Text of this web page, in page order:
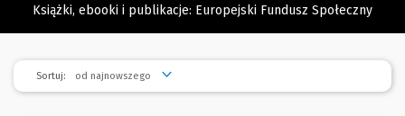
Książki, ebooki i publikacje: Europejski Fundusz Społeczny
Sortuj: